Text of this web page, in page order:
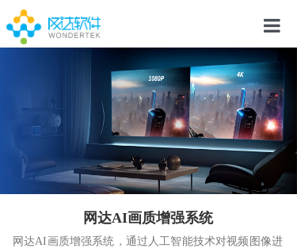
网达AI画质增强系统
网达AI画质增强系统，通过人工智能技术对视频图像进